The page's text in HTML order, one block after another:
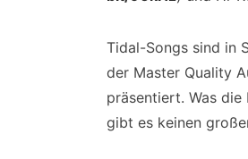
Tidal-Songs sind in
der Master Quality
präsentiert. Was
gibt es keinen